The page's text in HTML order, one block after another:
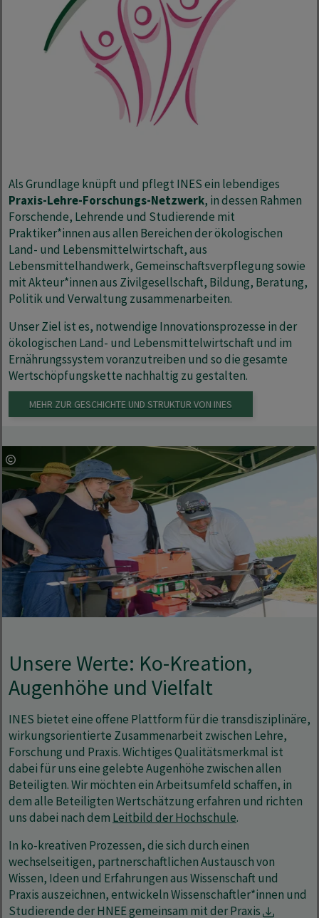
Als Grundlage knüpft und pflegt INES ein lebendiges
Praxis-Lehre-Forschungs-Netzwerk, in dessen Rahmen
Forschende, Lehrende und Studierende mit
Praktiker*innen aus allen Bereichen der ökologischen
Land‐ und Lebensmittelwirtschaft, aus
Lebensmittelhandwerk, Gemeinschaftsverpflegung sowie
mit Akteur*innen aus Zivilgesellschaft, Bildung, Beratung,
Politik und Verwaltung zusammenarbeiten.
Unser Ziel ist es, notwendige Innovationsprozesse in der
ökologischen Land- und Lebensmittelwirtschaft und im
Ernährungssystem voranzutreiben und so die gesamte
Wertschöpfungskette nachhaltig zu gestalten.
MEHR ZUR GESCHICHTE UND STRUKTUR VON INES
Unsere Werte: Ko-Kreation,
Augenhöhe und Vielfalt
INES bietet eine offene Plattform für die transdisziplinäre,
wirkungsorientierte Zusammenarbeit zwischen Lehre,
Forschung und Praxis. Wichtiges Qualitätsmerkmal ist
dabei für uns eine gelebte Augenhöhe zwischen allen
Beteiligten. Wir möchten ein Arbeitsumfeld schaffen, in
dem alle Beteiligten Wertschätzung erfahren und richten
uns dabei nach dem Leitbild der Hochschule.
In ko-kreativen Prozessen, die sich durch einen
wechselseitigen, partnerschaftlichen Austausch von
Wissen, Ideen und Erfahrungen aus Wissenschaft und
Praxis auszeichnen, entwickeln Wissenschaftler*innen und
Studierende der HNEE gemeinsam mit der Praxis